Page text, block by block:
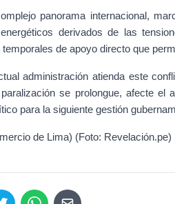
panorama internacional,
derivados de las
de apoyo directo que
administración atienda este
se prolongue, afecte el
para la siguiente gestión
de Lima) (Foto: Revelación.pe)